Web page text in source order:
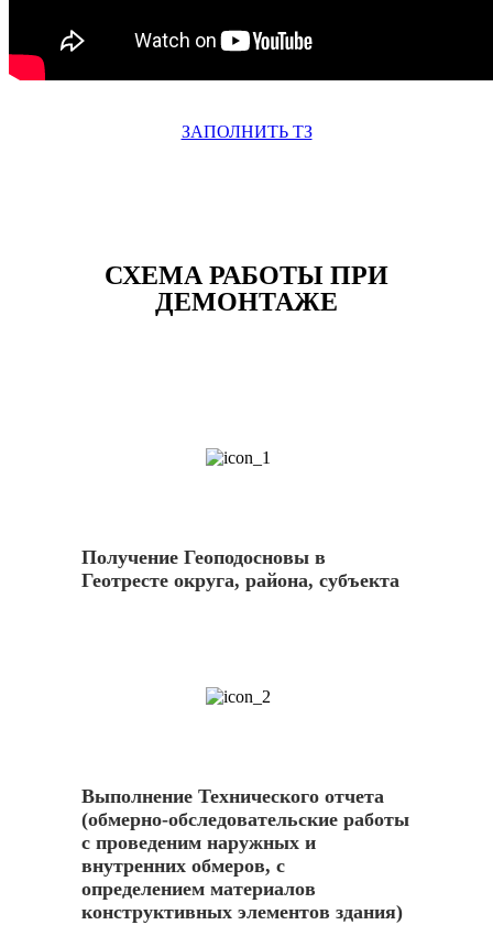
ЗАПОЛНИТЬ ТЗ
СХЕМА РАБОТЫ ПРИ
ДЕМОНТАЖЕ
Получение Геоподосновы в
Геотресте округа, района, субъекта
Выполнение Технического отчета
(обмерно-обследовательские работы
с проведеним наружных и
внутренних обмеров, с
определением материалов
конструктивных элементов здания)